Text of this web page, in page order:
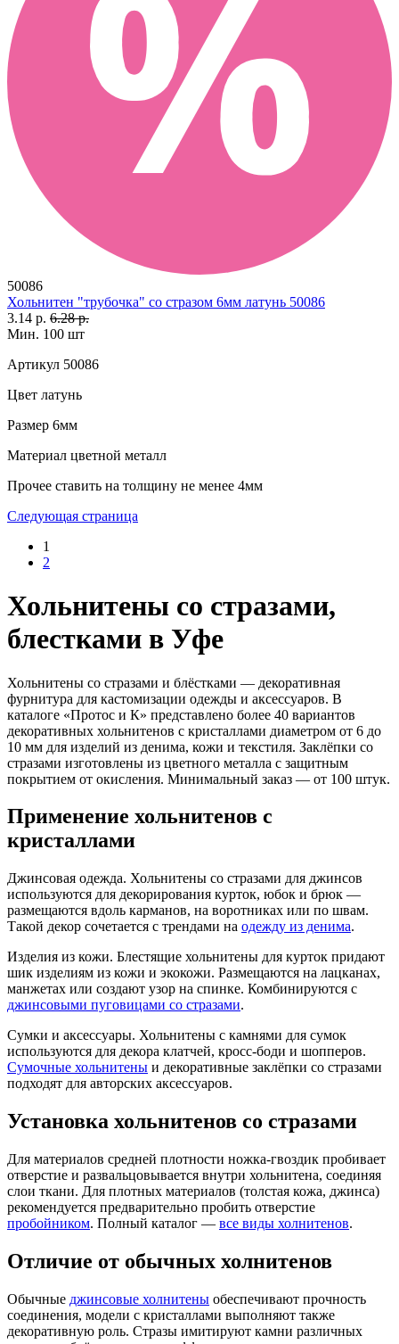
50086
Хольнитен "трубочка" со стразом 6мм латунь 50086
3.14 р. 6.28 р.
Мин. 100 шт
Артикул 50086
Цвет латунь
Размер 6мм
Материал цветной металл
Прочее ставить на толщину не менее 4мм
Следующая страница
1
2
Хольнитены со стразами,
блестками в Уфе
Хольнитены со стразами и блёстками — декоративная
фурнитура для кастомизации одежды и аксессуаров. В
каталоге «Протос и К» представлено более 40 вариантов
декоративных хольнитенов с кристаллами диаметром от 6 до
10 мм для изделий из денима, кожи и текстиля. Заклёпки со
стразами изготовлены из цветного металла с защитным
покрытием от окисления. Минимальный заказ — от 100 штук.
Применение хольнитенов с
кристаллами
Джинсовая одежда. Хольнитены со стразами для джинсов
используются для декорирования курток, юбок и брюк —
размещаются вдоль карманов, на воротниках или по швам.
Такой декор сочетается с трендами на одежду из денима.
Изделия из кожи. Блестящие хольнитены для курток придают
шик изделиям из кожи и экокожи. Размещаются на лацканах,
манжетах или создают узор на спинке. Комбинируются с
джинсовыми пуговицами со стразами.
Сумки и аксессуары. Хольнитены с камнями для сумок
используются для декора клатчей, кросс-боди и шопперов.
Сумочные хольнитены и декоративные заклёпки со стразами
подходят для авторских аксессуаров.
Установка хольнитенов со стразами
Для материалов средней плотности ножка-гвоздик пробивает
отверстие и развальцовывается внутри хольнитена, соединяя
слои ткани. Для плотных материалов (толстая кожа, джинса)
рекомендуется предварительно пробить отверстие
пробойником. Полный каталог — все виды холнитенов.
Отличие от обычных холнитенов
Обычные джинсовые холнитены обеспечивают прочность
соединения, модели с кристаллами выполняют также
декоративную роль. Стразы имитируют камни различных